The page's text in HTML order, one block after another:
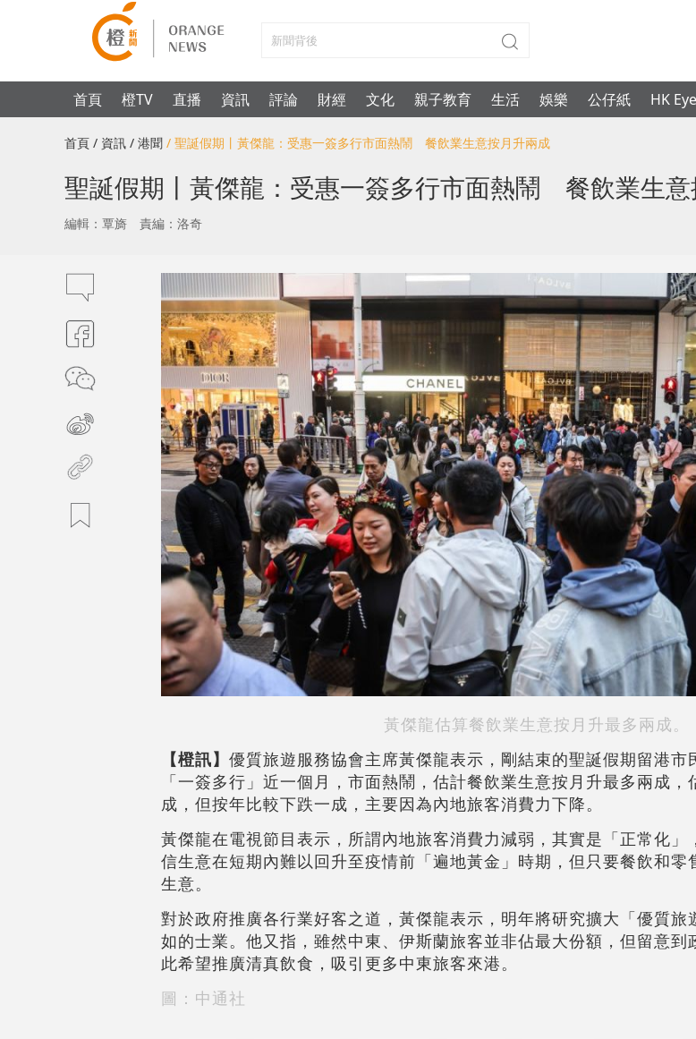
首頁 橙TV 直播 資訊 評論 財經 文化 親子教育 生活 娛樂 公仔紙 HK Eye
首頁 / 資訊 / 港聞 / 聖誕假期丨黃傑龍：受惠一簽多行市面熱鬧 餐飲業生意按月升兩成
聖誕假期丨黃傑龍：受惠一簽多行市面熱鬧 餐飲業生意
編輯：覃旖 責編：洛奇
黃傑龍估算餐飲業生意按月升最多兩成。
【橙訊】 優質旅遊服務協會主席黃傑龍表示，剛結束的聖誕假期留港市
「一簽多行」近一個月，市面熱鬧，估計餐飲業生意按月升最多兩成
成，但按年比較下跌一成，主要因為內地旅客消費力下降。
黃傑龍在電視節目表示，所謂內地旅客消費力減弱，其實是「正常化」
信生意在短期內難以回升至疫情前「遍地黃金」時期，但只要餐飲和
生意。
對於政府推廣各行業好客之道，黃傑龍表示，明年將研究擴大「優質旅
如的士業。他又指，雖然中東、伊斯蘭旅客並非佔最大份額，但留意到
此希望推廣清真飲食，吸引更多中東旅客來港。
圖：中通社